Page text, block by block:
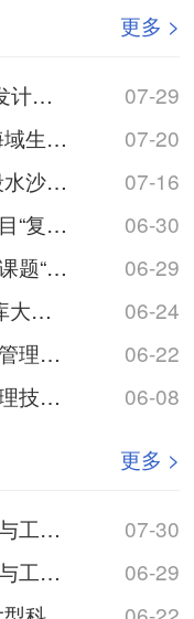
更多 >
我院两项“十四五”国家重点研发计划项目通过中期检查
07-29
我院牵头完成的“港口建设与海域生态系统协同技术”入选海洋工程技术2024-2026年度十大代表性科技...
07-20
我院牵头完成的“长江感潮河段水沙变异和崩岸监测预警关键技术及应用”入选2025年度江苏省行业领域十大...
07-16
国家重点研发计划揭榜挂帅项目“复杂筑坝条件下沥青混凝土心墙坝渗漏诊断与处置关键技术研发”通过“里程碑...
06-30
我院承担的国家重点研发计划课题“气候变化与人类活动对长江中下游湖泊影响的模拟及预测”通过绩效评价
06-29
水利行业标准《小（2）型水库大坝安全评价导则》颁布实施
06-24
水利行业标准《水库大坝安全管理应急预案编制技术导则》颁布实施
06-22
我院主编的《河湖岸坡生态治理技术规范》（SL/T 879-2026）批准发布
06-08
更多 >
第九届中国水利水电岩土力学与工程学术研讨会（3号通知）
07-30
第九届中国水利水电岩土力学与工程学术研讨会（2号通知）
06-29